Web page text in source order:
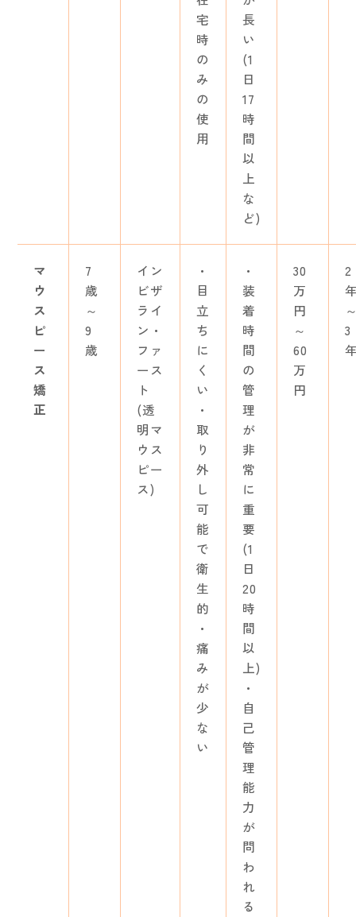
宅
時
の
み
の
使
用
長
い
(1
日
17
時
間
以
上
な
ど)
マ
ウ
ス
ピ
ー
ス
矯
正
7
歳
～
9
歳
イン
ビザ
ライ
ン・
ファ
ース
ト
(透
明マ
ウス
ピー
ス)
・
目
立
ち
に
く
い
・
取
り
外
し
可
能
で
衛
生
的
・
痛
み
が
少
な
い
・
装
着
時
間
の
管
理
が
非
常
に
重
要
(1
日
20
時
間
以
上)
・
自
己
管
理
能
力
が
問
わ
れ
る
30
万
円
～
60
万
円
2
3